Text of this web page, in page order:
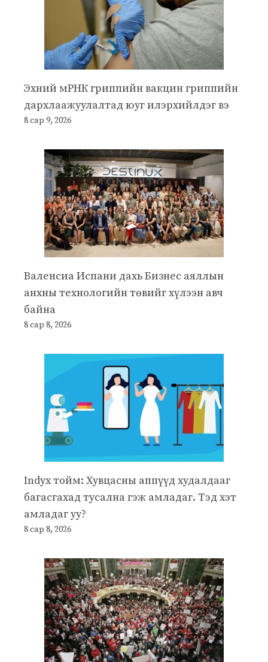
Эхний мРНК гриппийн вакцин гриппийн
дархлаажуулалтад юуг илэрхийлдэг вэ
8 сар 9, 2026
Валенсиа Испани дахь Бизнес аяллын
анхны технологийн төвийг хүлээн авч
байна
8 сар 8, 2026
Indyx тойм: Хувцасны аппүүд худалдааг
багасгахад тусална гэж амладаг. Тэд хэт
амладаг уу?
8 сар 8, 2026